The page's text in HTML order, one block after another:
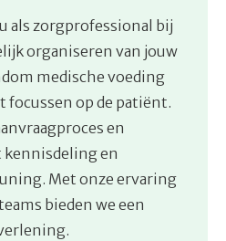
als zorgprofessional bij
organiseren van jouw
medische voeding
focussen op de patiënt.
en
kennisdeling en
Met onze ervaring
bieden we een